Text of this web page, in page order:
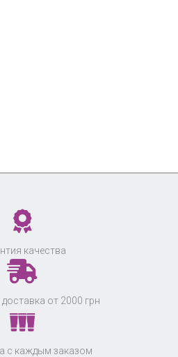
качества
от 2000 грн
с каждым заказом